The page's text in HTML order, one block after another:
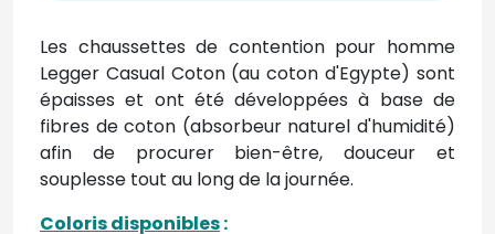
Les chaussettes de contention pour homme
Legger Casual Coton (au coton d'Egypte) sont
épaisses et ont été développées à base de
fibres de coton (absorbeur naturel d'humidité)
afin de procurer bien-être, douceur et
souplesse tout au long de la journée.
Coloris disponibles: